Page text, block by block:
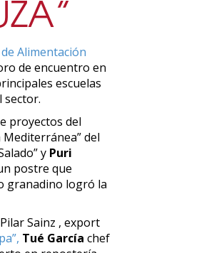
Alimentación
de encuentro en
escuelas
sector.
proyectos del
del
yPuri
postre que
granadino logró la
Sainz , export
Tué García chef